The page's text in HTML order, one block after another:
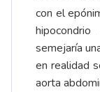
con el
semejaría
en realidad
aorta